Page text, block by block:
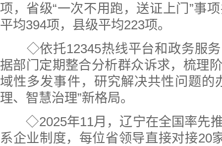
项，省级“一次不用跑，送证上门”事
平均394项，县级平均223项。
◇依托12345热线平台和政务服
据部门定期整合分析群众诉求，梳理
域性多发事件，研究解决共性问题的
理、智慧治理”新格局。
◇2025年11月，辽宁在全国率先
系企业制度，每位省领导直接对接20